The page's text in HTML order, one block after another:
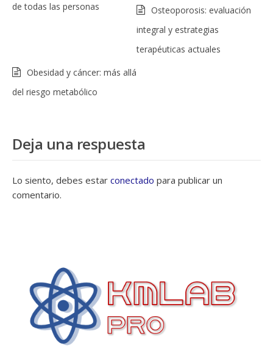
de todas las personas
Osteoporosis: evaluación
integral y estrategias
terapéuticas actuales
Obesidad y cáncer: más allá
del riesgo metabólico
Deja una respuesta
Lo siento, debes estar conectado para publicar un
comentario.